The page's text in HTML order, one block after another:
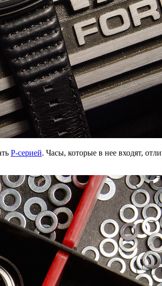
Р-серией. Часы, которые в нее входят,